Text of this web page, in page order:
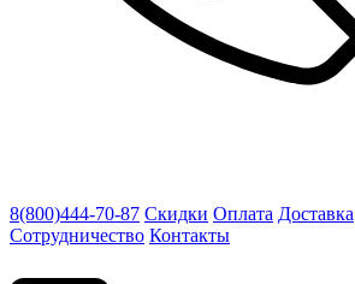
8(800)444-70-87 Скидки Оплата Доставка
Сотрудничество Контакты